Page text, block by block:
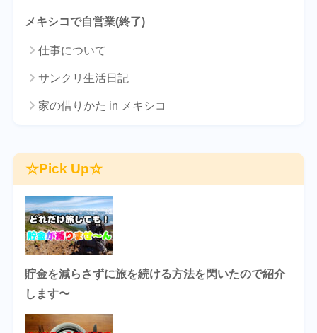
メキシコで自営業(終了)
仕事について
サンクリ生活日記
家の借りかた in メキシコ
☆Pick Up☆
貯金を減らさずに旅を続ける方法を閃いたので紹介
します〜